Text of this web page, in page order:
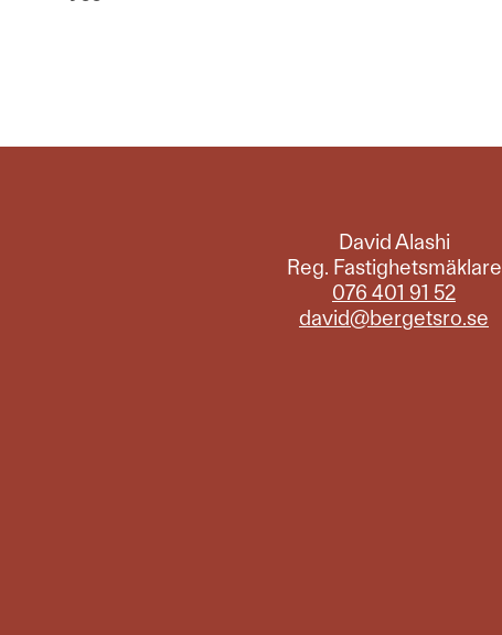
David Alashi
Reg. Fastighetsmäklare
076 401 91 52
david@bergetsro.se